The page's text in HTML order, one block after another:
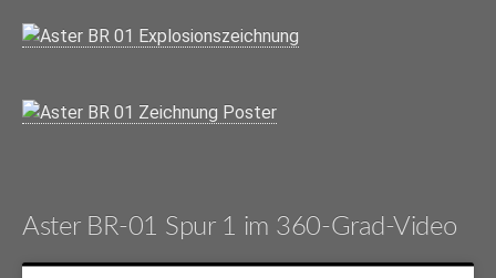
Aster BR-01 Spur 1 im 360-Grad-Video